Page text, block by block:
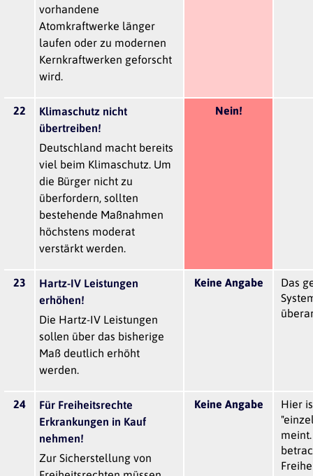
vorhandene
Atomkraftwerke länger
laufen oder zu modernen
Kernkraftwerken geforscht
wird.
22
Klimaschutz nicht
übertreiben!
Deutschland macht bereits
viel beim Klimaschutz. Um
die Bürger nicht zu
überfordern, sollten
bestehende Maßnahmen
höchstens moderat
verstärkt werden.
Nein!
23
Hartz-IV Leistungen
erhöhen!
Die Hartz-IV Leistungen
sollen über das bisherige
Maß deutlich erhöht
werden.
Keine Angabe
Das
24
Für Freiheitsrechte
Erkrankungen in Kauf
nehmen!
Zur Sicherstellung von
Keine Angabe
Hier